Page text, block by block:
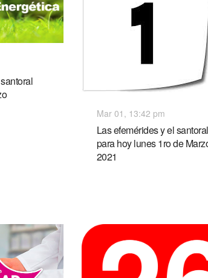
Mar 01, 13:42 pm
Las efemérides y el santoral
para hoy lunes 1ro de
2021